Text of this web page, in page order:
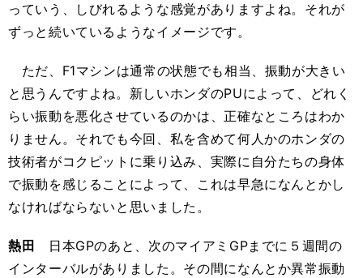
っていう、しびれるような感覚がありますよね。それが
ずっと続いているようなイメージです。
ただ、F1マシンは通常の状態でも相当、振動が大きい
と思うんですよね。新しいホンダのPUによって、どれく
らい振動を悪化させているのかは、正確なところはわか
りません。それでも今回、私を含めて何人かのホンダの
技術者がコクピットに乗り込み、実際に自分たちの身体
で振動を感じることによって、これは早急になんとかし
なければならないと思いました。
熱田
日本GPのあと、次のマイアミGPまでに５週間の
インターバルがありました。その間になんとか異常振動